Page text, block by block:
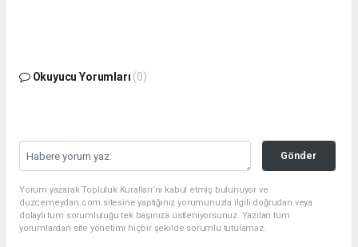
Okuyucu Yorumları (0)
Gönder
Yorum yazarak Topluluk Kuralları’nı kabul etmiş bulunuyor ve
duzcemeydan.com sitesine yaptığınız yorumunuzla ilgili doğrudan veya
dolaylı tüm sorumluluğu tek başınıza üstleniyorsunuz. Yazılan tüm
yorumlardan site yönetimi hiçbir şekilde sorumlu tutulamaz.